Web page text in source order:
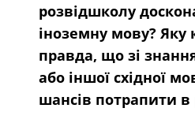
розвідшколу
іноземну мову?
правда, що зі
або іншої східної
шансів потрапити в